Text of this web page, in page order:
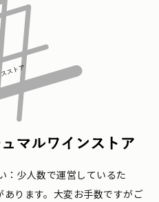
：少人数で運営しているた
ります。大変お手数ですがご